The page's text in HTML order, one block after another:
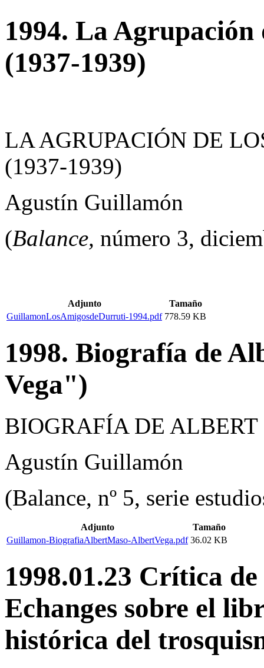
1994. La
(1937-1939)
LA AGRUPACIÓN DE
(1937-1939)
Agustín Guillamón
(Balance, número 3,
Adjunto
Tamaño
GuillamonLosAmigosdeDurruti-1994.pdf 778.59 KB
1998. Biografía de
Vega")
BIOGRAFÍA DE
Agustín Guillamón
(Balance, nº 5, serie
Adjunto
Tamaño
Guillamon-BiografiaAlbertMaso-AlbertVega.pdf 36.02 KB
1998.01.23 Crítica
Echanges sobre el
histórica del